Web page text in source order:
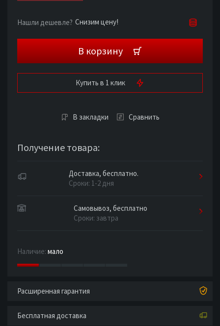
Нашли дешевле? Снизим цену!
В корзину
Купить в 1 клик
В закладки Сравнить
Получение товара:
Доставка, бесплатно.
Сроки: 1-2 дня
Самовывоз, бесплатно
Сроки: завтра
Наличие: мало
Расширенная гарантия
Бесплатная доставка